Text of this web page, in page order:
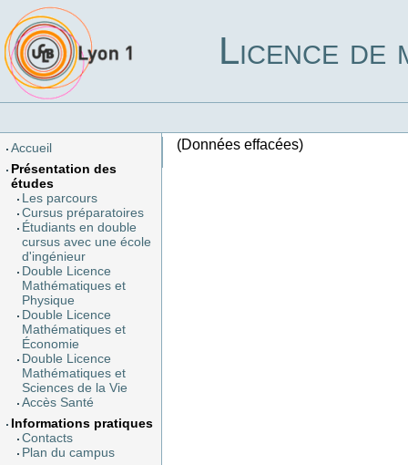
Licence de
Accueil
Présentation des
études
Les parcours
Cursus préparatoires
Étudiants en double
cursus avec une école
d'ingénieur
Double Licence
Mathématiques et
Physique
Double Licence
Mathématiques et
Économie
Double Licence
Mathématiques et
Sciences de la Vie
Accès Santé
Informations pratiques
Contacts
Plan du campus
(Données effacées)